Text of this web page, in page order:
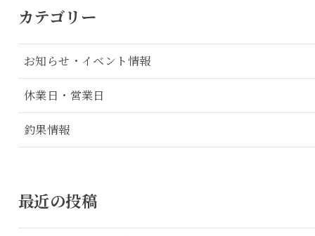
カテゴリー
お知らせ・イベント情報
休業日・営業日
釣果情報
最近の投稿